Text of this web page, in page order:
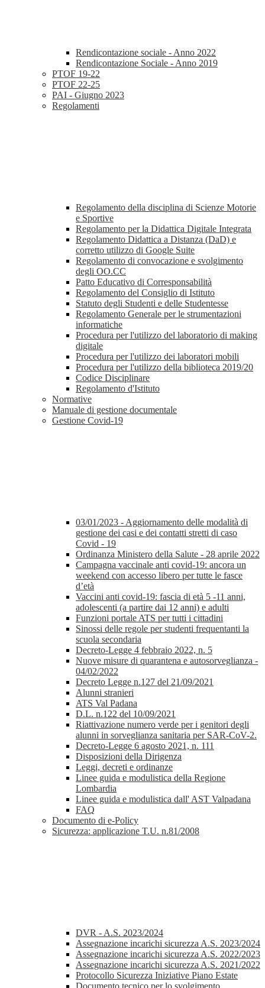
Rendicontazione sociale - Anno 2022
Rendicontazione Sociale - Anno 2019
PTOF 19-22
PTOF 22-25
PAI - Giugno 2023
Regolamenti
Regolamento della disciplina di Scienze Motorie
e Sportive
Regolamento per la Didattica Digitale Integrata
Regolamento Didattica a Distanza (DaD) e
corretto utilizzo di Google Suite
Regolamento di convocazione e svolgimento
degli OO.CC
Patto Educativo di Corresponsabilità
Regolamento del Consiglio di Istituto
Statuto degli Studenti e delle Studentesse
Regolamento Generale per le strumentazioni
informatiche
Procedura per l'utilizzo del laboratorio di making
digitale
Procedura per l'utilizzo dei laboratori mobili
Procedura per l'utilizzo della biblioteca 2019/20
Codice Disciplinare
Regolamento d'Istituto
Normative
Manuale di gestione documentale
Gestione Covid-19
03/01/2023 - Aggiornamento delle modalità di
gestione dei casi e dei contatti stretti di caso
Covid - 19
Ordinanza Ministero della Salute - 28 aprile 2022
Campagna vaccinale anti covid-19: ancora un
weekend con accesso libero per tutte le fasce
d’età
Vaccini anti covid-19: fascia di età 5 -11 anni,
adolescenti (a partire dai 12 anni) e adulti
Funzioni portale ATS per tutti i cittadini
Sinossi delle regole per studenti frequentanti la
scuola secondaria
Decreto-Legge 4 febbraio 2022, n. 5
Nuove misure di quarantena e autosorveglianza -
04/02/2022
Decreto Legge n.127 del 21/09/2021
Alunni stranieri
ATS Val Padana
D.L. n.122 del 10/09/2021
Riattivazione numero verde per i genitori degli
alunni in sorveglianza sanitaria per SAR-CoV-2.
Decreto-Legge 6 agosto 2021, n. 111
Disposizioni della Dirigenza
Leggi, decreti e ordinanze
Linee guida e modulistica della Regione
Lombardia
Linee guida e modulistica dall' AST Valpadana
FAQ
Documento di e-Policy
Sicurezza: applicazione T.U. n.81/2008
DVR - A.S. 2023/2024
Assegnazione incarichi sicurezza A.S. 2023/2024
Assegnazione incarichi sicurezza A.S. 2022/2023
Assegnazione incarichi sicurezza A.S. 2021/2022
Protocollo Sicurezza Iniziative Piano Estate